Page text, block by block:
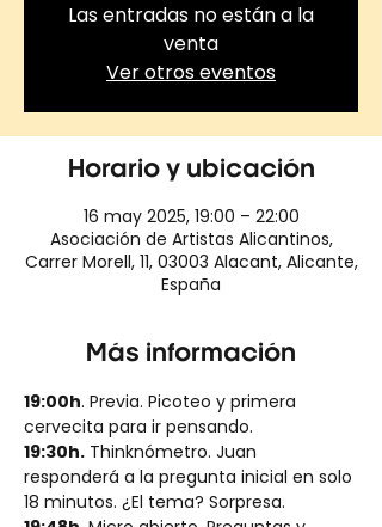
Las entradas no están a la
venta
Ver otros eventos
Horario y ubicación
16 may 2025, 19:00 – 22:00
Asociación de Artistas Alicantinos,
Carrer Morell, 11, 03003 Alacant, Alicante,
España
Más información
19:00h. Previa. Picoteo y primera
cervecita para ir pensando.
19:30h. Thinknómetro. Juan
responderá a la pregunta inicial en solo
18 minutos. ¿El tema? Sorpresa.